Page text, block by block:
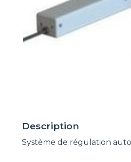
Description
Système de régulation